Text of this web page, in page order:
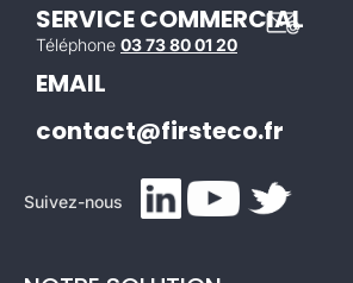
SERVICE COMMERCIAL
Téléphone 03 73 80 01 20
EMAIL
contact@firsteco.fr
Suivez-nous